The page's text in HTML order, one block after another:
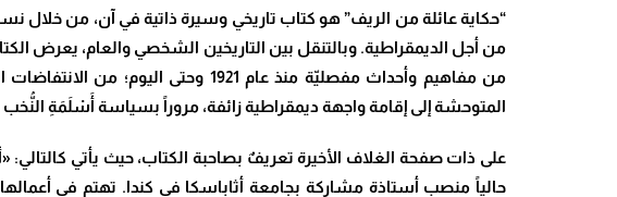
“حكاية عائلة من الريف” هو كتاب تاريخي وسيرة ذاتية في آن، من خلال
من أجل الديمقراطية. وبالتنقل بين التاريخين الشخصي والعام، يعرض
من مفاهيم وأحداث مفصليّة منذ عام
المتوحشة إلى إقامة واجهة ديمقراطية زائفة، مروراً بسياسة أَسْلَمَةِ
على ذات صفحة الغلاف الأخيرة تعريفٌ بصاحبة الكتاب، حيث يأتي
حالياً منصب أستاذة مشاركة بجامعة أثاباسكا في كندا. تهتم في